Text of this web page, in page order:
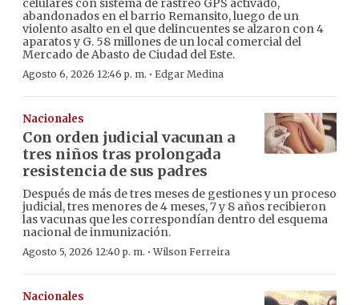
celulares con sistema de rastreo GPS activado,
abandonados en el barrio Remansito, luego de un
violento asalto en el que delincuentes se alzaron con 4
aparatos y G. 58 millones de un local comercial del
Mercado de Abasto de Ciudad del Este.
Agosto 6, 2026 12:46 p. m. · Edgar Medina
Nacionales
Con orden judicial vacunan a
tres niños tras prolongada
resistencia de sus padres
Después de más de tres meses de gestiones y un proceso
judicial, tres menores de 4 meses, 7 y 8 años recibieron
las vacunas que les correspondían dentro del esquema
nacional de inmunización.
Agosto 5, 2026 12:40 p. m. ·Wilson Ferreira
Nacionales